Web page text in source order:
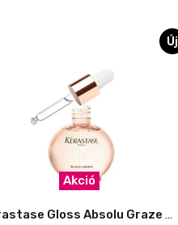
Új
Akció
Kérastase Gloss Absolu Graze Drops Oil